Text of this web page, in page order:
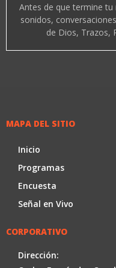
Antes de que termine
sonidos,
de Dios, Trazos,
MAPA DEL SITIO
Inicio
Programas
Encuesta
Señal en Vivo
CORPORATIVO
Dirección: